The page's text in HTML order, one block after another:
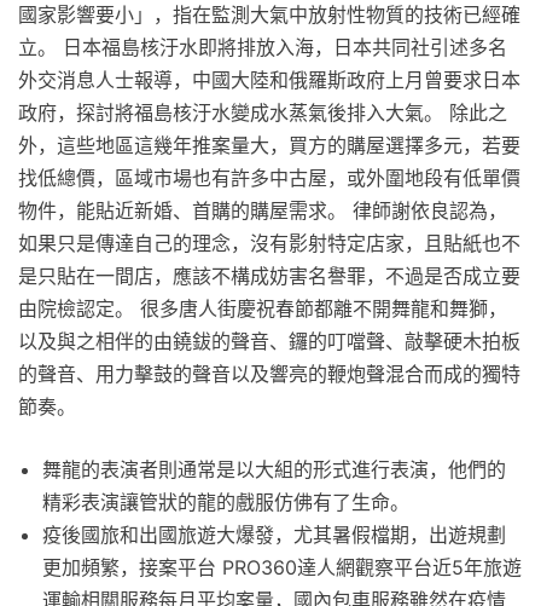
國家影響要小」，指在監測大氣中放射性物質的技術已經確
立。 日本福島核汙水即將排放入海，日本共同社引述多名
外交消息人士報導，中國大陸和俄羅斯政府上月曾要求日本
政府，探討將福島核汙水變成水蒸氣後排入大氣。 除此之
外，這些地區這幾年推案量大，買方的購屋選擇多元，若要
找低總價，區域市場也有許多中古屋，或外圍地段有低單價
物件，能貼近新婚、首購的購屋需求。 律師謝依良認為，
如果只是傳達自己的理念，沒有影射特定店家，且貼紙也不
是只貼在一間店，應該不構成妨害名譽罪，不過是否成立要
由院檢認定。 很多唐人街慶祝春節都離不開舞龍和舞獅，
以及與之相伴的由鐃鈸的聲音、鑼的叮噹聲、敲擊硬木拍板
的聲音、用力擊鼓的聲音以及響亮的鞭炮聲混合而成的獨特
節奏。
舞龍的表演者則通常是以大組的形式進行表演，他們的
精彩表演讓管狀的龍的戲服仿佛有了生命。
疫後國旅和出國旅遊大爆發，尤其暑假檔期，出遊規劃
更加頻繁，接案平台 PRO360達人網觀察平台近5年旅遊
運輸相關服務每月平均案量，國內包車服務雖然在疫情